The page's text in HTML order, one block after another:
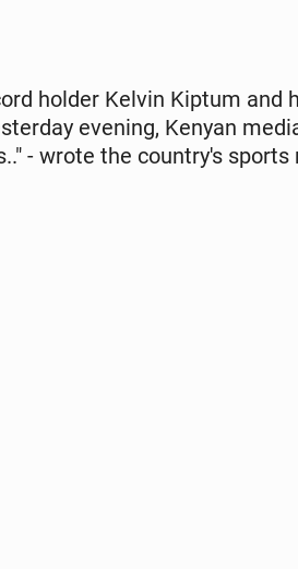
holder Kelvin Kiptum and
evening, Kenyan
- wrote the coun­try's